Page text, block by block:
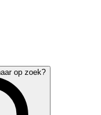
op zoek?